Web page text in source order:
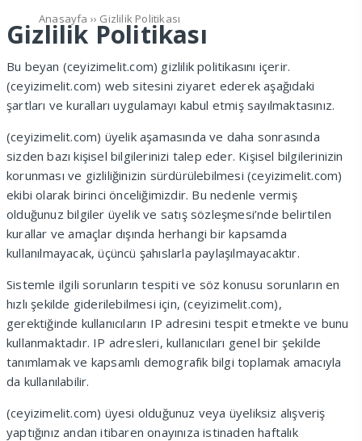
Anasayfa ›› Gizlilik Politikası
Gizlilik Politikası
Bu beyan (ceyizimelit.com) gizlilik politikasını içerir.
(ceyizimelit.com) web sitesini ziyaret ederek aşağıdaki
şartları ve kuralları uygulamayı kabul etmiş sayılmaktasınız.
(ceyizimelit.com) üyelik aşamasında ve daha sonrasında
sizden bazı kişisel bilgilerinizi talep eder. Kişisel bilgilerinizin
korunması ve gizliliğinizin sürdürülebilmesi (ceyizimelit.com)
ekibi olarak birinci önceliğimizdir. Bu nedenle vermiş
olduğunuz bilgiler üyelik ve satış sözleşmesi’nde belirtilen
kurallar ve amaçlar dışında herhangi bir kapsamda
kullanılmayacak, üçüncü şahıslarla paylaşılmayacaktır.
Sistemle ilgili sorunların tespiti ve söz konusu sorunların en
hızlı şekilde giderilebilmesi için, (ceyizimelit.com),
gerektiğinde kullanıcıların IP adresini tespit etmekte ve bunu
kullanmaktadır. IP adresleri, kullanıcıları genel bir şekilde
tanımlamak ve kapsamlı demografik bilgi toplamak amacıyla
da kullanılabilir.
(ceyizimelit.com) üyesi olduğunuz veya üyeliksiz alışveriş
yaptığınız andan itibaren onayınıza istinaden haftalık